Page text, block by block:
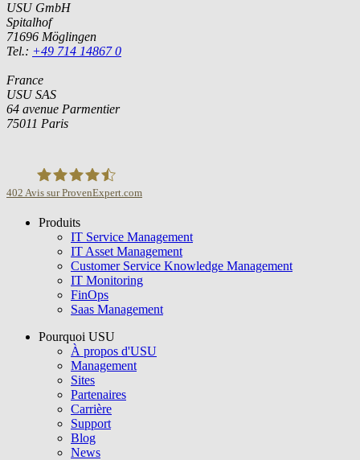
USU GmbH
Spitalhof
71696 Möglingen
Tel.: +49 714 14867 0
France
USU SAS
64 avenue Parmentier
75011 Paris
USU GmbH
402 Avis sur ProvenExpert.com
Produits
IT Service Management
IT Asset Management
Customer Service Knowledge Management
IT Monitoring
FinOps
Saas Management
Pourquoi USU
À propos d'USU
Management
Sites
Partenaires
Carrière
Support
Blog
News